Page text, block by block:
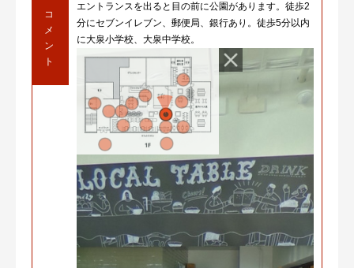
コ
メ
ン
ト
エントランスを出ると目の前に公園があります。徒歩2
分にセブンイレブン、郵便局、銀行あり。徒歩5分以内
に大泉小学校、大泉中学校。